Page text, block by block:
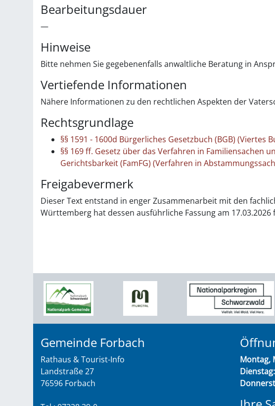
Bearbeitungsdauer
—
Hinweise
Bitte nehmen Sie gegebenenfalls anwaltliche Beratung in
Vertiefende Informationen
Nähere Informationen zu den rechtlichen Aspekten der
Rechtsgrundlage
§§ 1591 - 1600d Bürgerliches Gesetzbuch (BGB) (Viertes
§§ 169 ff. Gesetz über das Verfahren in Familiensachen
Gerichtsbarkeit (FamFG) (Verfahren in
Freigabevermerk
Dieser Text entstand in enger Zusammenarbeit mit den
Württemberg hat dessen ausführliche Fassung am 17.03.2026
Gemeinde Forbach
Rathaus & Tourist-Info
Landstraße 27
76596 Forbach
Montag,